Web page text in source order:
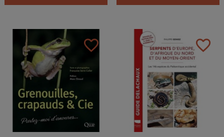
favorite_border favorite_border